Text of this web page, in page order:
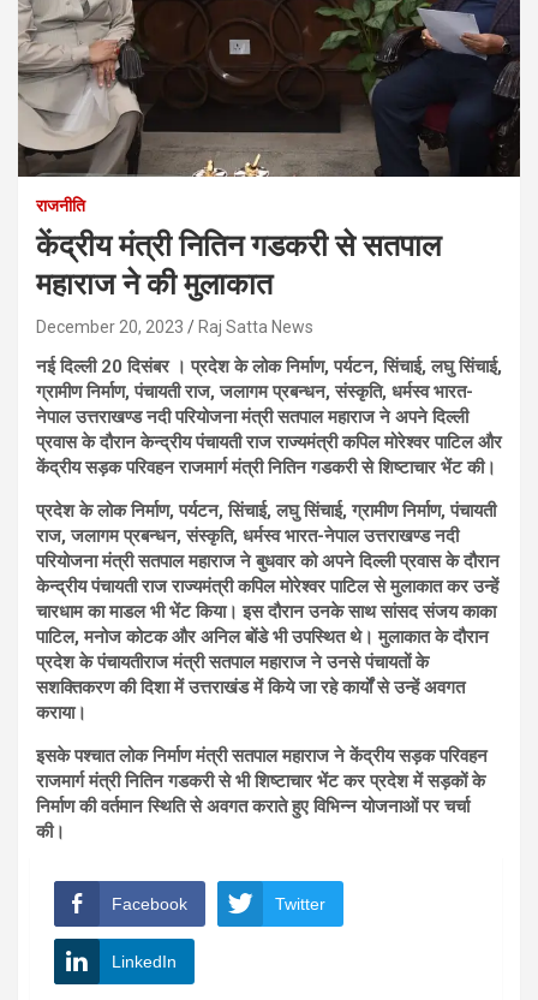
राजनीति
केंद्रीय मंत्री नितिन गडकरी से सतपाल
महाराज ने की मुलाकात
December 20, 2023 Raj Satta News
नई दिल्ली 20 दिसंबर । प्रदेश के लोक निर्माण, पर्यटन, सिंचाई, लघु सिंचाई,
ग्रामीण निर्माण, पंचायती राज, जलागम प्रबन्धन, संस्कृति, धर्मस्व भारत-
नेपाल उत्तराखण्ड नदी परियोजना मंत्री सतपाल महाराज ने अपने दिल्ली
प्रवास के दौरान केन्द्रीय पंचायती राज राज्यमंत्री कपिल मोरेश्वर पाटिल और
केंद्रीय सड़क परिवहन राजमार्ग मंत्री नितिन गडकरी से शिष्टाचार भेंट की।
प्रदेश के लोक निर्माण, पर्यटन, सिंचाई, लघु सिंचाई, ग्रामीण निर्माण, पंचायती
राज, जलागम प्रबन्धन, संस्कृति, धर्मस्व भारत-नेपाल उत्तराखण्ड नदी
परियोजना मंत्री सतपाल महाराज ने बुधवार को अपने दिल्ली प्रवास के दौरान
केन्द्रीय पंचायती राज राज्यमंत्री कपिल मोरेश्वर पाटिल से मुलाकात कर उन्हें
चारधाम का माडल भी भेंट किया। इस दौरान उनके साथ सांसद संजय काका
पाटिल, मनोज कोटक और अनिल बोंडे भी उपस्थित थे। मुलाकात के दौरान
प्रदेश के पंचायतीराज मंत्री सतपाल महाराज ने उनसे पंचायतों के
सशक्तिकरण की दिशा में उत्तराखंड में किये जा रहे कार्यों से उन्हें अवगत
कराया।
इसके पश्चात लोक निर्माण मंत्री सतपाल महाराज ने केंद्रीय सड़क परिवहन
राजमार्ग मंत्री नितिन गडकरी से भी शिष्टाचार भेंट कर प्रदेश में सड़कों के
निर्माण की वर्तमान स्थिति से अवगत कराते हुए विभिन्न योजनाओं पर चर्चा
की।
Facebook Twitter
LinkedIn